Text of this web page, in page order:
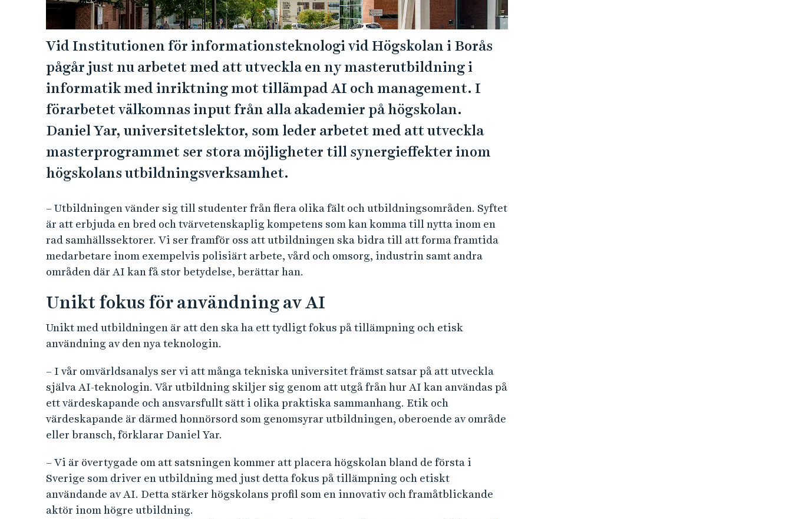
Vid Institutionen för informationsteknologi vid Högskolan i Borås
pågår just nu arbetet med att utveckla en ny masterutbildning i
informatik med inriktning mot tillämpad AI och management. I
förarbetet välkomnas input från alla akademier på högskolan.
Daniel Yar, universitetslektor, som leder arbetet med att utveckla
masterprogrammet ser stora möjligheter till synergieffekter inom
högskolans utbildningsverksamhet.
– Utbildningen vänder sig till studenter från flera olika fält och utbildningsområden. Syftet
är att erbjuda en bred och tvärvetenskaplig kompetens som kan komma till nytta inom en
rad samhällssektorer. Vi ser framför oss att utbildningen ska bidra till att forma framtida
medarbetare inom exempelvis polisiärt arbete, vård och omsorg, industrin samt andra
områden där AI kan få stor betydelse, berättar han.
Unikt fokus för användning av AI
Unikt med utbildningen är att den ska ha ett tydligt fokus på tillämpning och etisk
användning av den nya teknologin.
– I vår omvärldsanalys ser vi att många tekniska universitet främst satsar på att utveckla
själva AI-teknologin. Vår utbildning skiljer sig genom att utgå från hur AI kan användas på
ett värdeskapande och ansvarsfullt sätt i olika praktiska sammanhang. Etik och
värdeskapande är därmed honnörsord som genomsyrar utbildningen, oberoende av område
eller bransch, förklarar Daniel Yar.
– Vi är övertygade om att satsningen kommer att placera högskolan bland de första i
Sverige som driver en utbildning med just detta fokus på tillämpning och etiskt
användande av AI. Detta stärker högskolans profil som en innovativ och framåtblickande
aktör inom högre utbildning.